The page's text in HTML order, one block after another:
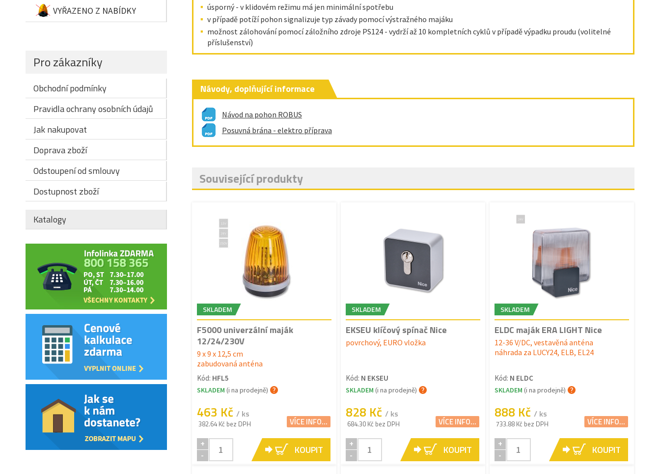
VYŘAZENO Z NABÍDKY
Pro zákazníky
Obchodní podmínky
Pravidla ochrany osobních údajů
Jak nakupovat
Doprava zboží
Odstoupení od smlouvy
Dostupnost zboží
Katalogy
úsporný - v klidovém režimu má jen minimální spotřebu
v případě potíží pohon signalizuje typ závady pomocí výstražného majáku
možnost zálohování pomocí záložního zdroje PS124 - vydrží až 10 kompletních cyklů v případě výpadku proudu (volitelné
příslušenství)
Návody, doplňující informace
Návod na pohon ROBUS
Posuvná brána - elektro příprava
Související produkty
SKLADEM
F5000 univerzální maják
12/24/230V
9 x 9 x 12,5 cm
zabudovaná anténa
Kód: HFL5
SKLADEM (i na prodejně)
463 Kč / ks
382.64 Kč bez DPH VÍCE INFO...
+
-
KOUPIT
SKLADEM
EKSEU klíčový spínač Nice
povrchový, EURO vložka
Kód: N EKSEU
SKLADEM (i na prodejně)
828 Kč / ks
684.30 Kč bez DPH VÍCE INFO...
+
-
KOUPIT
SKLADEM
ELDC maják ERA LIGHT Nice
12-36 V/DC, vestavěná anténa
náhrada za LUCY24, ELB, EL24
Kód: N ELDC
SKLADEM (i na prodejně)
888 Kč / ks
733.88 Kč bez DPH VÍCE INFO...
+
-
KOUPIT